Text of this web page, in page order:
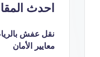
احدث
نقل عفش
معايير الأمان